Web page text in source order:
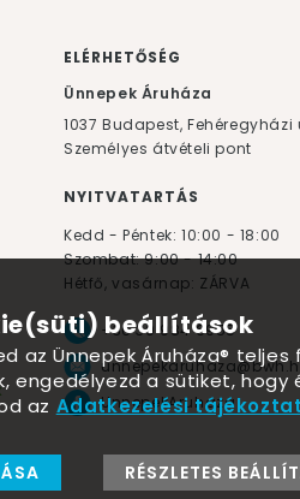
ELÉRHETŐSÉG
Ünnepek Áruháza
1037 Budapest, Fehéregyházi
Személyes átvételi pont
NYITVATARTÁS
Kedd - Péntek: 10:00 - 18:00
Szombat: 9:00 - 14:00
Hétfő, vasárnap: ZÁRVA
+36 30 984 6955
UnnepekAruhaza
beállítások
az Ünnepek Áruháza®
engedélyezd a sütiket, hogy
az Adatkezelési
RÉSZLETES